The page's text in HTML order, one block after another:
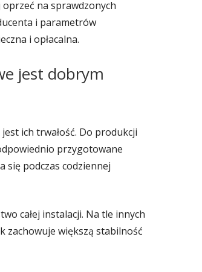
na sprawdzonych
i parametrów
i opłacalna.
jest dobrym
ich trwałość. Do produkcji
przygotowane
się podczas codziennej
całej instalacji. Na tle innych
zachowuje większą stabilność